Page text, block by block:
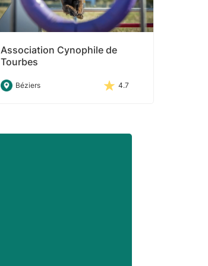
Association Cynophile de
Tourbes
Béziers 4.7